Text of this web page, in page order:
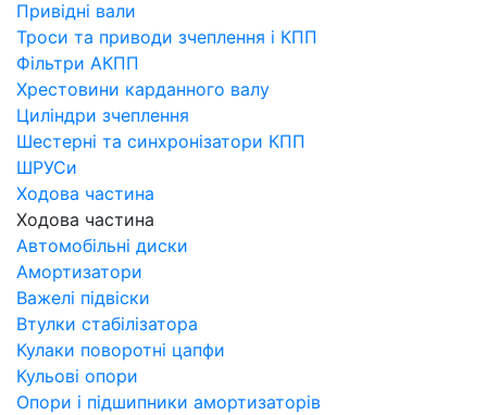
Привідні вали
Троси та приводи зчеплення і КПП
Фільтри АКПП
Хрестовини карданного валу
Циліндри зчеплення
Шестерні та синхронізатори КПП
ШРУСи
Ходова частина
Ходова частина
Автомобільні диски
Амортизатори
Важелі підвіски
Втулки стабілізатора
Кулаки поворотні цапфи
Кульові опори
Опори і підшипники амортизаторів